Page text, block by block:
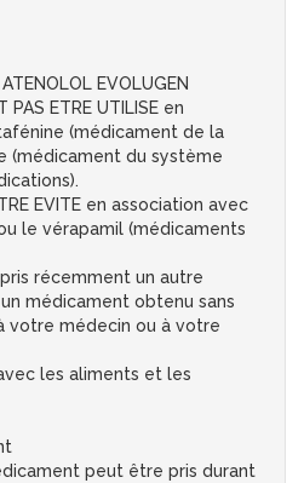
EVOLUGEN
ETRE UTILISE en
(médicament de la
(médicament du système
EVITE en association avec
le vérapamil (médicaments
récemment un autre
médicament obtenu sans
votre médecin ou à votre
les aliments et les
peut être pris durant